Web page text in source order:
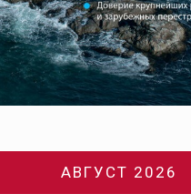
АВГУСТ 2026